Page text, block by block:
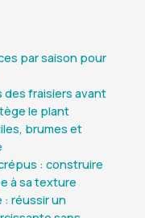
par saison pour
des fraisiers avant
le plant
brumes et
: construire
à sa texture
: réussir un